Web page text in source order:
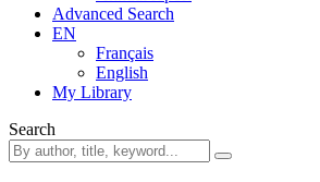
Advanced Search
EN
Français
English
My Library
Search